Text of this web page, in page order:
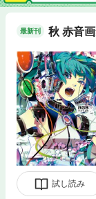
最新刊 秋 赤音
試し読み